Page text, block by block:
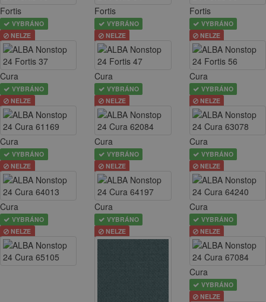
Fortis
VYBRÁNO
NELZE
Fortis
VYBRÁNO
NELZE
Fortis
VYBRÁNO
NELZE
Cura
VYBRÁNO
NELZE
Cura
VYBRÁNO
NELZE
Cura
VYBRÁNO
NELZE
Cura
VYBRÁNO
NELZE
Cura
VYBRÁNO
NELZE
Cura
VYBRÁNO
NELZE
Cura
VYBRÁNO
NELZE
Cura
VYBRÁNO
NELZE
Cura
VYBRÁNO
NELZE
Cura
VYBRÁNO
NELZE